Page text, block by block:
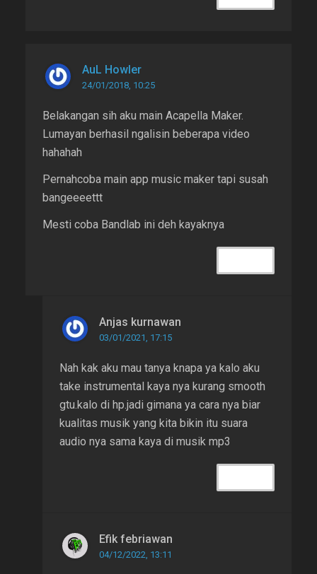
AuL Howler
24/01/2018, 10:25
Belakangan sih aku main Acapella Maker.
Lumayan berhasil ngalisin beberapa video
hahahah
Pernahcoba main app music maker tapi susah
bangeeeettt
Mesti coba Bandlab ini deh kayaknya
Anjas kurnawan
03/01/2021, 17:15
Nah kak aku mau tanya knapa ya kalo aku
take instrumental kaya nya kurang smooth
gtu.kalo di hp.jadi gimana ya cara nya biar
kualitas musik yang kita bikin itu suara
audio nya sama kaya di musik mp3
Efik febriawan
04/12/2022, 13:11